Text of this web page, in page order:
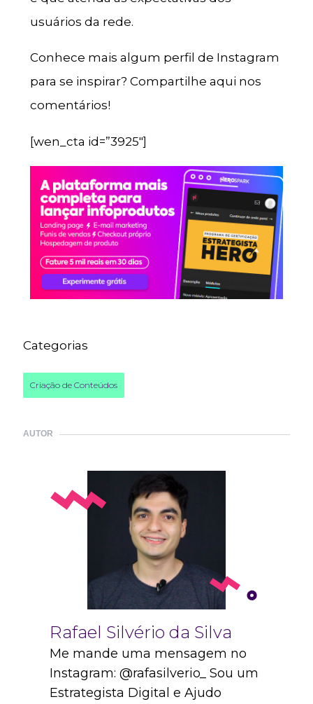
usuários da rede.
Conhece mais algum perfil de Instagram
para se inspirar? Compartilhe aqui nos
comentários!
[wen_cta id=”3925″]
Categorias
Criação de Conteúdos
AUTOR
Rafael Silvério da Silva
Me mande uma mensagem no
Instagram: @rafasilverio_ Sou um
Estrategista Digital e Ajudo